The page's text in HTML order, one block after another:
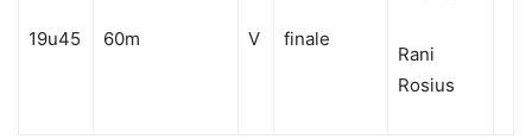
19u45 60m V finale
Rani
Rosius